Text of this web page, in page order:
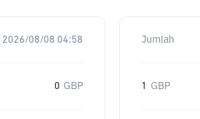
2026/08/08 04:58
0 GBP
Jumlah
1 GBP